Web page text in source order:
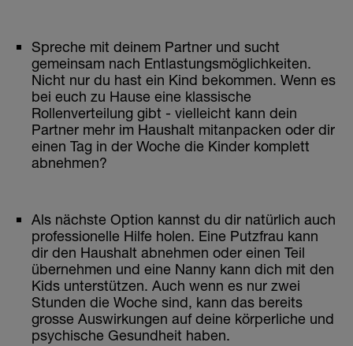
Spreche mit deinem Partner und sucht
gemeinsam nach Entlastungsmöglichkeiten.
Nicht nur du hast ein Kind bekommen. Wenn es
bei euch zu Hause eine klassische
Rollenverteilung gibt - vielleicht kann dein
Partner mehr im Haushalt mitanpacken oder dir
einen Tag in der Woche die Kinder komplett
abnehmen?
Als nächste Option kannst du dir natürlich auch
professionelle Hilfe holen. Eine Putzfrau kann
dir den Haushalt abnehmen oder einen Teil
übernehmen und eine Nanny kann dich mit den
Kids unterstützen. Auch wenn es nur zwei
Stunden die Woche sind, kann das bereits
grosse Auswirkungen auf deine körperliche und
psychische Gesundheit haben.